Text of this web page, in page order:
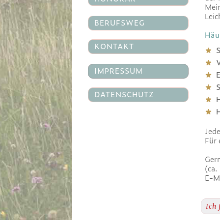
Ich
BERUFSWEG
KONTAKT
IMPRESSUM
DATENSCHUTZ
★
★
★
★
★
★
Für
E-